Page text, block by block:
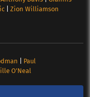
| Zion Williamson
Paul
O’Neal